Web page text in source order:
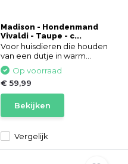
Madison - Hondenmand
Vivaldi - Taupe - c...
Voor huisdieren die houden
van een dutje in warm...
Vergelijk
Op voorraad
€ 59,99
Bekijken